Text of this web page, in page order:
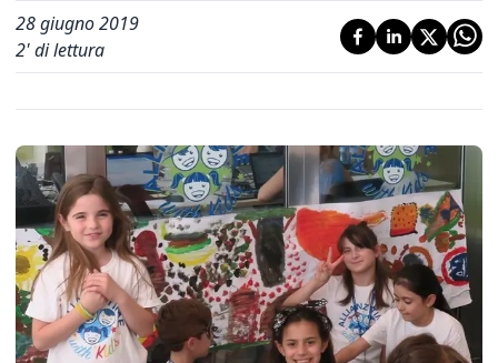
28 giugno 2019
2' di lettura